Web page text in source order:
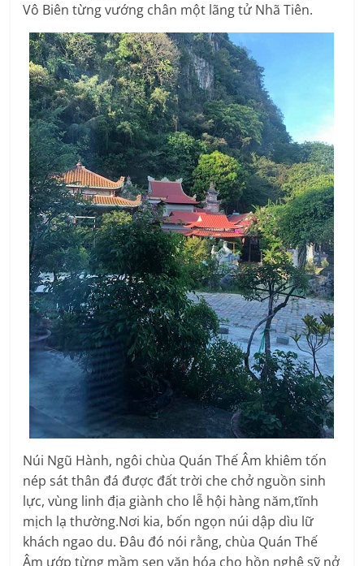
Vô Biên từng vướng chân một lãng tử Nhã Tiên.
Núi Ngũ Hành, ngôi chùa Quán Thế Âm khiêm tốn
nép sát thân đá được đất trời che chở nguồn sinh
lực, vùng linh địa giành cho lễ hội hàng năm,tĩnh
mịch lạ thường.Nơi kia, bốn ngọn núi dập dìu lữ
khách ngao du. Đâu đó nói rằng, chùa Quán Thế
Âm ướp từng mầm sen văn hóa cho hồn nghệ sỹ nở